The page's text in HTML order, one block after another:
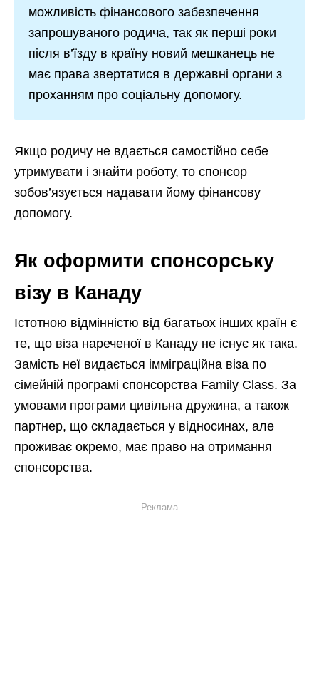
можливість фінансового забезпечення
запрошуваного родича, так як перші роки
після в’їзду в країну новий мешканець не
має права звертатися в державні органи з
проханням про соціальну допомогу.
Якщо родичу не вдається самостійно себе
утримувати і знайти роботу, то спонсор
зобов’язується надавати йому фінансову
допомогу.
Як оформити спонсорську
візу в Канаду
Істотною відмінністю від багатьох інших країн є
те, що віза нареченої в Канаду не існує як така.
Замість неї видається імміграційна віза по
сімейній програмі спонсорства Family Class. За
умовами програми цивільна дружина, а також
партнер, що складається у відносинах, але
проживає окремо, має право на отримання
спонсорства.
Реклама